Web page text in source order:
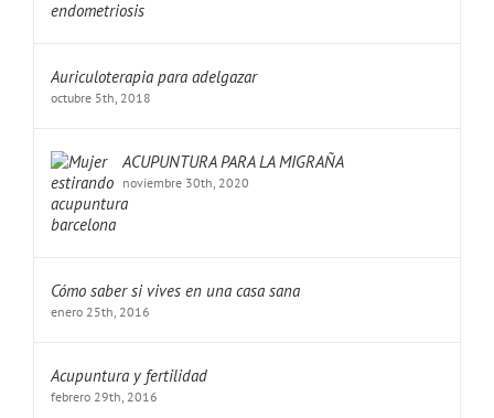
Auriculoterapia para adelgazar
octubre 5th, 2018
ACUPUNTURA PARA LA MIGRAÑA
noviembre 30th, 2020
Cómo saber si vives en una casa sana
enero 25th, 2016
Acupuntura y fertilidad
febrero 29th, 2016